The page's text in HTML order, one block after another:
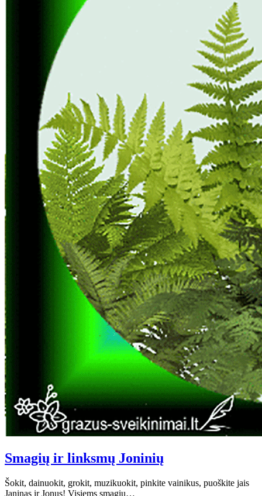
Smagių ir linksmų Joninių
Šokit, dainuokit, grokit, muzikuokit, pinkite vainikus, puoškite jais
Janinas ir Jonus! Visiems smagių…